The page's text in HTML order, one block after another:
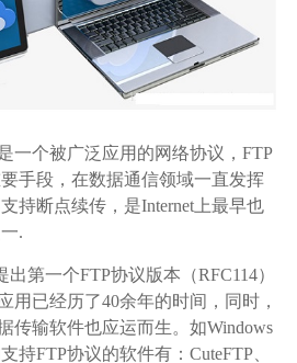
是一个被广泛应用的网络协议，FTP
手段，在数据通信领域一直发挥
持断点续传，是Internet上最早也
.
出第一个FTP协议版本（RFC114）
用已经历了40余年的时间，同时，
传输软件也应运而生。如Windows
持FTP协议的软件有：CuteFTP、